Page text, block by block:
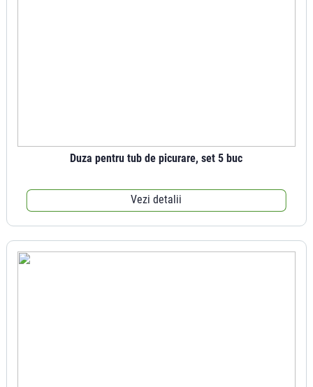
Duza pentru tub de picurare, set 5 buc
Vezi detalii